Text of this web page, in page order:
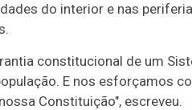
do interior e nas
constitucional de um
E nos esforçamos
Constituição", escreveu.